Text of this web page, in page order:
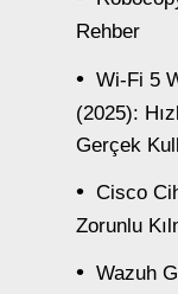
Rehber
Wi-Fi 5
(2025):
Gerçek
Cisco
Zorunlu
Wazuh